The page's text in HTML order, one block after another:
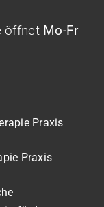
öffnet Mo-Fr
Praxis
Praxis